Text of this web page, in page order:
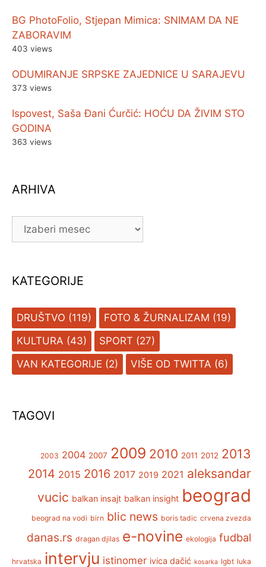
BG PhotoFolio, Stjepan Mimica: SNIMAM DA NE
ZABORAVIM
403 views
ODUMIRANJE SRPSKE ZAJEDNICE U SARAJEVU
373 views
Ispovest, Saša Đani Ćurčić: HOĆU DA ŽIVIM STO
GODINA
363 views
ARHIVA
ARHIVA
KATEGORIJE
DRUŠTVO (119) FOTO & ŽURNALIZAM (19)
KULTURA (43) SPORT (27)
VAN KATEGORIJE (2) VIŠE OD TWITTA (6)
TAGOVI
2003 2004 2007 2009 2010 2011 2012 2013
2014 2015 2016 2017 2019 2021 aleksandar
vucic balkan insajt balkan insight beograd
beograd na vodi birn blic news boris tadic crvena zvezda
danas.rs dragan djilas e-novine ekologija fudbal
hrvatska intervju istinomer ivica dačić kosarka lgbt luka